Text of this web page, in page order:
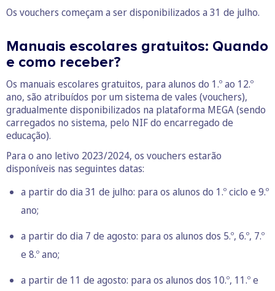
Os vouchers começam a ser disponibilizados a 31 de julho.
Manuais escolares gratuitos: Quando
e como receber?
Os manuais escolares gratuitos, para alunos do 1.º ao 12.º
ano, são atribuídos por um sistema de vales (vouchers),
gradualmente disponibilizados na plataforma MEGA (sendo
carregados no sistema, pelo NIF do encarregado de
educação).
Para o ano letivo 2023/2024, os vouchers estarão
disponíveis nas seguintes datas:
a partir do dia 31 de julho: para os alunos do 1.º ciclo e 9.º
ano;
a partir do dia 7 de agosto: para os alunos dos 5.º, 6.º, 7.º
e 8.º ano;
a partir de 11 de agosto: para os alunos dos 10.º, 11.º e